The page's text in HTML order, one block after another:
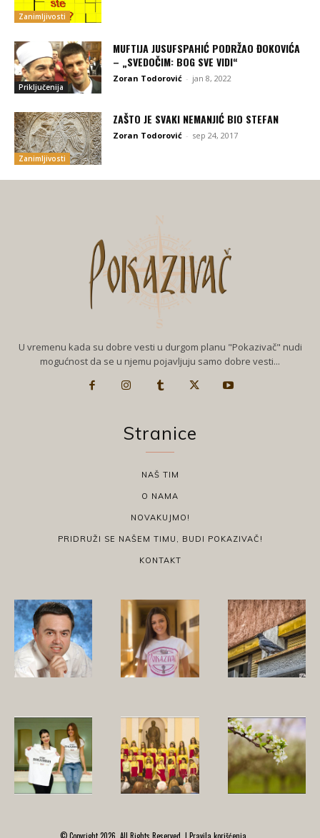
Zanimljivosti
Priključenija
MUFTIJA JUSUFSPAHIĆ PODRŽAO ĐOKOVIĆA
– „SVEDOČIM: BOG SVE VIDI“
Zoran Todorović - jan 8, 2022
Zanimljivosti
ZAŠTO JE SVAKI NEMANJIĆ BIO STEFAN
Zoran Todorović - sep 24, 2017
U vremenu kada su dobre vesti u durgom planu "Pokazivač" nudi
mogućnost da se u njemu pojavljuju samo dobre vesti...
Stranice
NAŠ TIM
O NAMA
NOVAKUJMO!
PRIDRUŽI SE NAŠEM TIMU, BUDI POKAZIVAČ!
KONTAKT